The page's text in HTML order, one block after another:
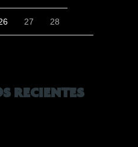
27 28
RECIENTES